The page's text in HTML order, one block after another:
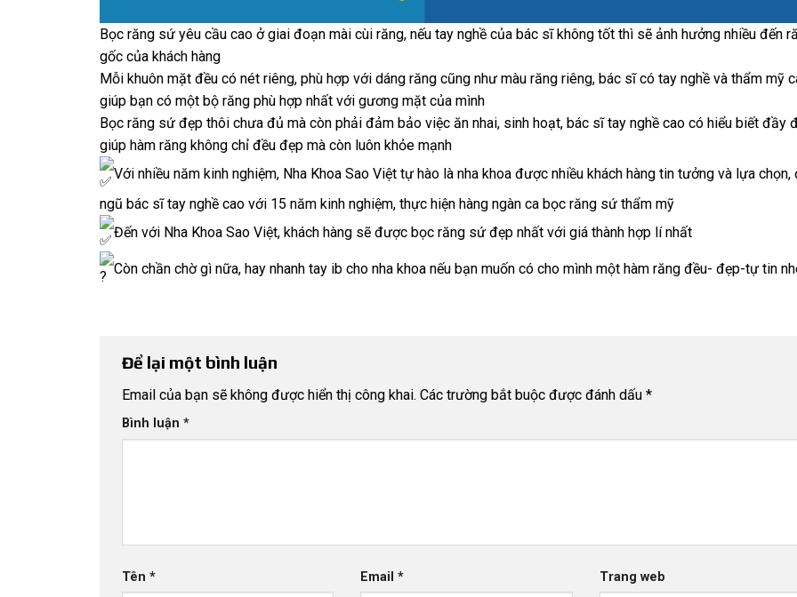
Bọc răng sứ yêu cầu cao ở giai đoạn mài cùi răng, nếu tay nghề của bác sĩ không tốt thì sẽ ảnh hưởng nhiều đến
gốc của khách hàng
Mỗi khuôn mặt đều có nét riêng, phù hợp với dáng răng cũng như màu răng riêng, bác sĩ có tay nghề và thẩm mỹ
giúp bạn có một bộ răng phù hợp nhất với gương mặt của mình
Bọc răng sứ đẹp thôi chưa đủ mà còn phải đảm bảo việc ăn nhai, sinh hoạt, bác sĩ tay nghề cao có hiểu biết đầy
giúp hàm răng không chỉ đều đẹp mà còn luôn khỏe mạnh
Với nhiều năm kinh nghiệm, Nha Khoa Sao Việt tự hào là nha khoa được nhiều khách hàng tin tưởng và lựa chọn,
ngũ bác sĩ tay nghề cao với 15 năm kinh nghiệm, thực hiện hàng ngàn ca bọc răng sứ thẩm mỹ
Đến với Nha Khoa Sao Việt, khách hàng sẽ được bọc răng sứ đẹp nhất với giá thành hợp lí nhất
Còn chần chờ gì nữa, hay nhanh tay ib cho nha khoa nếu bạn muốn có cho mình một hàm răng đều- đẹp-tự tin
Để lại một bình luận
Email của bạn sẽ không được hiển thị công khai. Các trường bắt buộc được đánh dấu *
Bình luận *
Tên * Email* Trang web